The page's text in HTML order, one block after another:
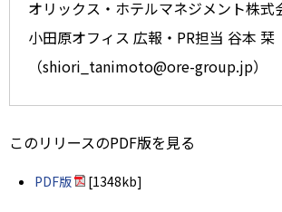
オリックス・ホテルマネジメント株式
小田原オフィス 広報・PR担当 谷本 栞
（shiori_tanimoto@ore-group.jp）
このリリースのPDF版を見る
PDF版 [1348kb]